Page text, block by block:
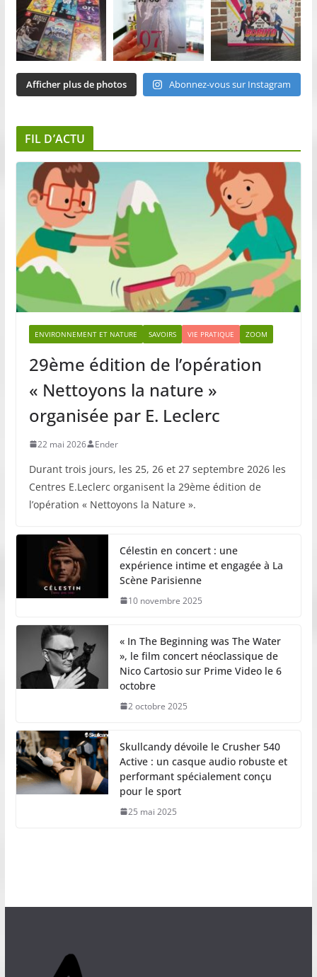
Afficher plus de photos Abonnez-vous sur Instagram
FIL D’ACTU
ENVIRONNEMENT ET NATURE SAVOIRS VIE PRATIQUE ZOOM
29ème édition de l’opération
« Nettoyons la nature »
organisée par E. Leclerc
22 mai 2026 Ender
Durant trois jours, les 25, 26 et 27 septembre 2026 les
Centres E.Leclerc organisent la 29ème édition de
l’opération « Nettoyons la Nature ».
Célestin en concert : une
expérience intime et engagée à La
Scène Parisienne
10 novembre 2025
« In The Beginning was The Water
», le film concert néoclassique de
Nico Cartosio sur Prime Video le 6
octobre
2 octobre 2025
Skullcandy dévoile le Crusher 540
Active : un casque audio robuste et
performant spécialement conçu
pour le sport
25 mai 2025